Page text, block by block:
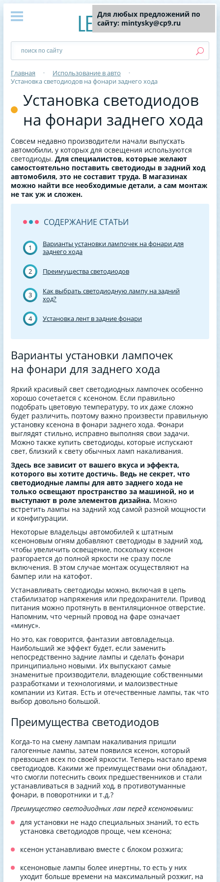
Главная • Использование в авто
•
Установка светодиодов на фонари заднего хода
Установка светодиодов
на фонари заднего хода
Совсем недавно производители начали выпускать
автомобили, у которых для освещения используются
светодиоды. Для специалистов, которые желают
самостоятельно поставить светодиоды в задний ход
автомобиля, это не составит труда. В магазинах
можно найти все необходимые детали, а сам монтаж
не так уж и сложен.
СОДЕРЖАНИЕ СТАТЬИ
1
Варианты установки лампочек на фонари для
заднего хода
2 Преимущества светодиодов
3
Как выбрать светодиодную лампу на задний
ход?
4 Установка лент в задние фонари
Варианты установки лампочек
на фонари для заднего хода
Яркий красивый свет светодиодных лампочек особенно
хорошо сочетается с ксеноном. Если правильно
подобрать цветовую температуру, то их даже сложно
будет различить, поэтому важно произвести правильную
установку ксенона в фонари заднего хода. Фонари
выглядят стильно, исправно выполняя свои задачи.
Можно также купить светодиоды, которые испускают
свет, близкий к свету обычных ламп накаливания.
Здесь все зависит от вашего вкуса и эффекта,
которого вы хотите достичь. Ведь не секрет, что
светодиодные лампы для авто заднего хода не
только освещают пространство за машиной, но и
выступают в роле элементов дизайна. Можно
встретить лампы на задний ход самой разной мощности
и конфигурации.
Некоторые владельцы автомобилей к штатным
ксеноновым огням добавляют светодиоды в задний ход,
чтобы увеличить освещение, поскольку ксенон
разгорается до полной яркости не сразу после
включения. В этом случае монтаж осуществляют на
бампер или на катофот.
Устанавливать светодиоды можно, включая в цепь
стабилизатор напряжения или предохранители. Привод
питания можно протянуть в вентиляционное отверстие.
Напомним, что черный провод на фаре означает
«минус».
Но это, как говорится, фантазии автовладельца.
Наибольший же эффект будет, если заменить
непосредственно задние лампы и сделать фонари
принципиально новыми. Их выпускают самые
знаменитые производители, владеющие собственными
разработками и технологиями, и малоизвестные
компании из Китая. Есть и отечественные лампы, так что
выбор довольно большой.
Преимущества светодиодов
Когда-то на смену лампам накаливания пришли
галогенные лампы, затем появился ксенон, который
превзошел всех по своей яркости. Теперь настало время
светодиодов. Какими же преимуществами они обладают,
что смогли потеснить своих предшественников и стали
устанавливаться в задний ход, в противотуманные
фонари, в поворотники и т.д.?
Преимущество светодиодных лам перед ксеноновыми:
для установки не надо специальных знаний, то есть
установка светодиодов проще, чем ксенона;
ксенон устанавливаю вместе с блоком розжига;
ксеноновые лампы более инертны, то есть у них
уходит больше времени на максимальный розжиг, на
Для любых предложений по
сайту: mintysky@cp9.ru